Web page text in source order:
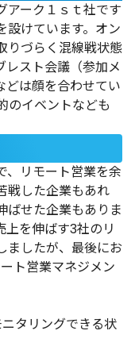
アーク１ｓｔ社です
設けています。オン
りづらく混線戦状態
レスト会議（参加メ
どは顔を合わせてい
のイベントなども
、リモート営業を余
戦した企業もあれ
ばせた企業もありま
上を伸ばす3社のリ
ましたが、最後にお
ート営業マネジメン
タリングできる状